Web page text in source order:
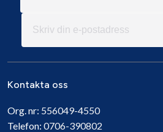
Kontakta oss
Org. nr: 556049-4550
Telefon: 0706-390802